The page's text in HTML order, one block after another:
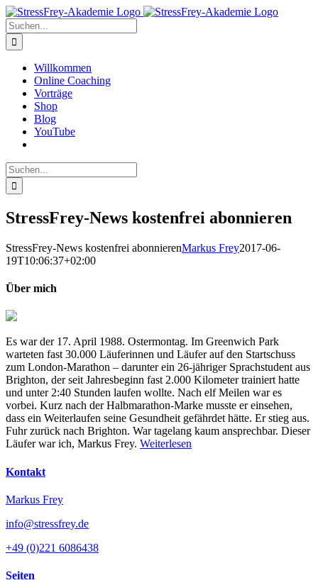
Zum
Inhalt
springen
Suche
nach:
Willkommen
Online Coaching
Vorträge
Shop
Blog
YouTube
Suche
nach:
StressFrey-News kostenfrei abonnieren
StressFrey-News kostenfrei abonnierenMarkus Frey2017-06-
19T10:06:37+02:00
Über mich
Es war der 17. April 1988. Ostermontag. Im Greenwich Park
warteten fast 30.000 Läuferinnen und Läufer auf den Startschuss
zum London-Marathon – darunter ein 26-jähriger Sprachstudent aus
Brighton, der seit Jahresbeginn fast 2.000 Kilometer trainiert hatte
und unter 2:40 Stunden laufen wollte. Nach elf Meilen war es
vorbei. Kurz nach der Halbmarathon-Marke musste er einsehen,
dass ein Weiterlaufen seine Gesundheit gefährdet hätte. Er stieg aus.
Fuhr zurück nach Brighton. War tagelang kaum ansprechbar. Dieser
Läufer war ich, Markus Frey. Weiterlesen
Kontakt
Markus Frey
info@stressfrey.de
+49 (0)221 6086438
Seiten